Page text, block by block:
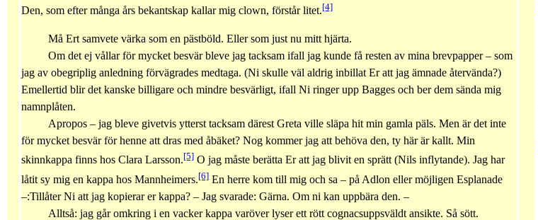
Den, som efter många års bekantskap kallar mig clown, förstår litet.[4]
Må Ert samvete värka som en pästböld. Eller som just nu mitt hjärta.
Om det ej vållar för mycket besvär bleve jag tacksam ifall jag kunde få resten av mina brevpapper – som
jag av obegriplig anledning förvägrades medtaga. (Ni skulle väl aldrig inbillat Er att jag ämnade återvända?)
Emellertid blir det kanske billigare och mindre besvärligt, ifall Ni ringer upp Bagges och ber dem sända mig
namnplåten.
Apropos – jag bleve givetvis ytterst tacksam därest Greta ville släpa hit min gamla päls. Men är det inte
för mycket besvär för henne att dras med åbäket? Nog kommer jag att behöva den, ty här är kallt. Min
skinnkappa finns hos Clara Larsson.[5] O jag måste berätta Er att jag blivit en sprätt (Nils inflytande). Jag har
låtit sy mig en kappa hos Mannheimers.[6] En herre kom till mig och sa – på Adlon eller möjligen Esplanade
–:Tillåter Ni att jag kopierar er kappa? – Jag svarade: Gärna. Om ni kan uppbära den. –
Alltså: jag går omkring i en vacker kappa varöver lyser ett rött cognacsuppsväldt ansikte. Så sött.